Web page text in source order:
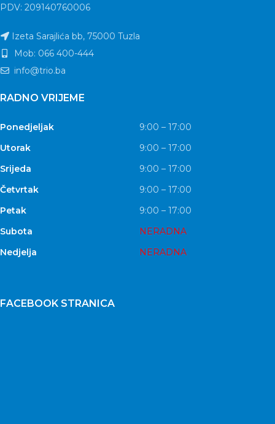
PDV: 209140760006
Izeta Sarajlića bb, 75000 Tuzla
Mob: 066 400-444
info@trio.ba
RADNO VRIJEME
Ponedjeljak
9:00 – 17:00
Utorak
9:00 – 17:00
Srijeda
9:00 – 17:00
Četvrtak
9:00 – 17:00
Petak
9:00 – 17:00
Subota
NERADNA
Nedjelja
NERADNA
FACEBOOK STRANICA